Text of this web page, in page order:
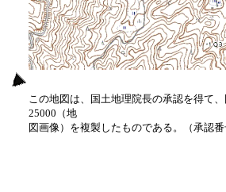
この地図は、国土地理院長の承認を得て
25000（地
図画像）を複製したものである。（承認